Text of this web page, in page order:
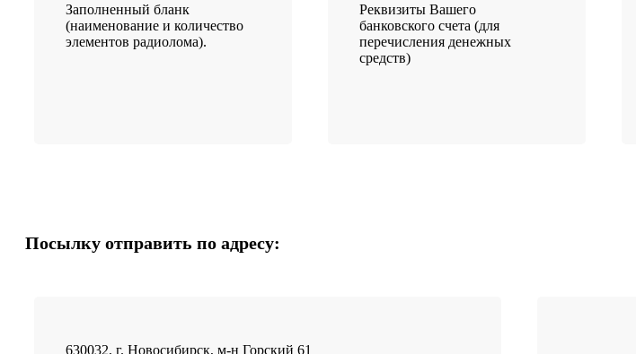
Заполненный бланк
(наименование и количество
элементов радиолома).
Реквизиты Вашего
банковского счета (для
перечисления денежных
средств)
Посылку отправить по адресу:
630032, г. Новосибирск, м-н Горский 61